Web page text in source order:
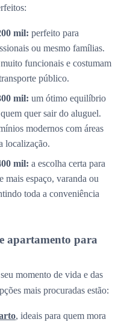
mil: perfeito para
ou mesmo famílias.
funcionais e costumam
público.
mil: um ótimo equilíbrio
quer sair do aluguel.
modernos com áreas
localização.
mil: a escolha certa para
mais espaço, varanda ou
toda a conveniência
apartamento para
momento de vida e das
mais procuradas estão:
, ideais para quem mora